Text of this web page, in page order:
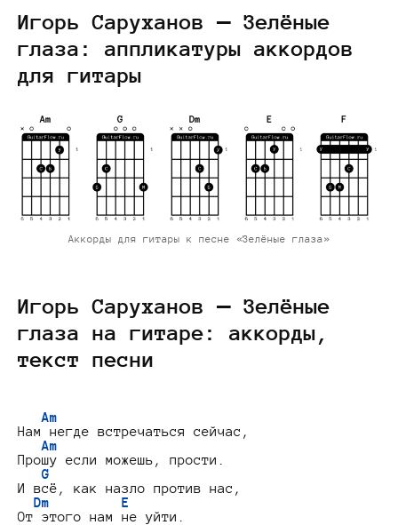
Игорь Саруханов — Зелёные
глаза: аппликатуры аккордов
для гитары
Аккорды для гитары к песне «Зелёные глаза»
Игорь Саруханов — Зелёные
глаза на гитаре: аккорды,
текст песни
Am
Нам негде встречаться сейчас,
Am
Прошу если можешь, прости.
G
И всё, как назло против нас,
Dm
E
От этого нам не уйти.